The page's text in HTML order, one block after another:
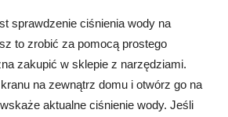
sprawdzenie ciśnienia wody na
to zrobić za pomocą prostego
zakupić w sklepie z narzędziami.
na zewnątrz domu i otwórz go na
aktualne ciśnienie wody. Jeśli